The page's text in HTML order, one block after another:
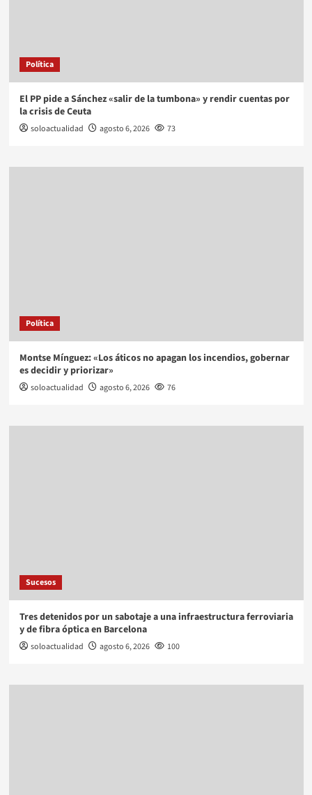
Política
El PP pide a Sánchez «salir de la tumbona» y rendir cuentas por
la crisis de Ceuta
soloactualidad agosto 6, 2026 73
Política
Montse Mínguez: «Los áticos no apagan los incendios, gobernar
es decidir y priorizar»
soloactualidad agosto 6, 2026 76
Sucesos
Tres detenidos por un sabotaje a una infraestructura ferroviaria
y de fibra óptica en Barcelona
soloactualidad agosto 6, 2026 100